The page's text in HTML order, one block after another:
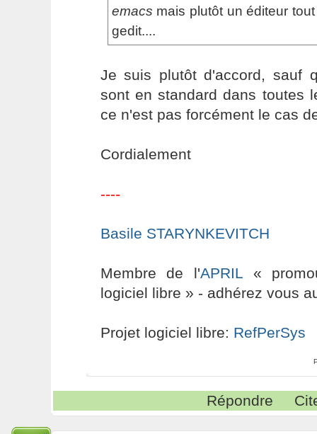
emacs mais plutôt un éditeur
gedit....
Je suis plutôt d'accord, sauf
sont en standard dans toutes
ce n'est pas forcément le cas
Cordialement
----
Basile STARYNKEVITCH
Membre de l'APRIL «
logiciel libre » - adhérez vous
Projet logiciel libre: RefPerSys
Répondre